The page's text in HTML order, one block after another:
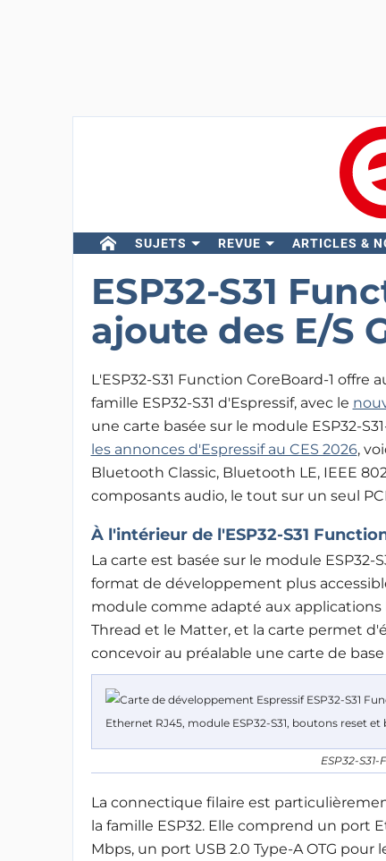
SUJETS REVUE ARTICLES &
ESP32-S31
ajoute des E/S
L'ESP32-S31 Function CoreBoard-1
famille ESP32-S31 d'Espressif, avec le
une carte basée sur le module ESP32-
les annonces d'Espressif au CES 2026,
Bluetooth Classic, Bluetooth LE, IEEE
composants audio, le tout sur un seul
À l'intérieur de l'ESP32-S31
La carte est basée sur le module ESP32-
format de développement plus
module comme adapté aux applications
Thread et le Matter, et la carte permet
concevoir au préalable une carte de
ESP32-
La connectique filaire est
la famille ESP32. Elle comprend un port
Mbps, un port USB 2.0 Type-A OTG